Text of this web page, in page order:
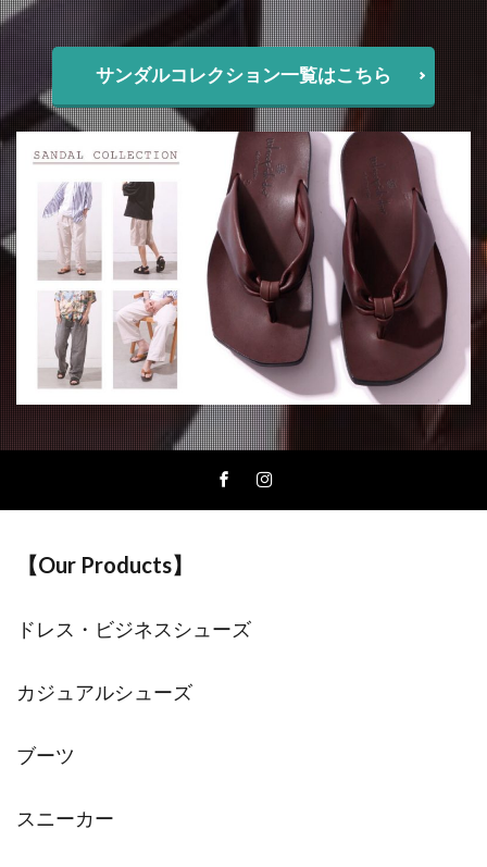
サンダルコレクション一覧はこちら
【Our Products】
ドレス・ビジネスシューズ
カジュアルシューズ
ブーツ
スニーカー